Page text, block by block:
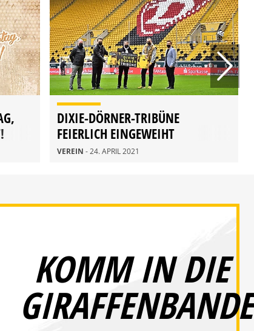
DIXIE-DÖRNER-TRIBÜNE
FEIERLICH EINGEWEIHT
VEREIN - 24. APRIL 2021
KOMM IN DIE
GIRAFFENBANDE